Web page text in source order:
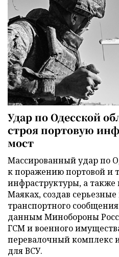
Удар по Одесской
строя портовую
мост
Массированный удар по
к поражению портовой и
инфраструктуры, а
Маяках, создав
транспортного
данным Минобороны
ГСМ и военного
перевалочный комплекс
для ВСУ.